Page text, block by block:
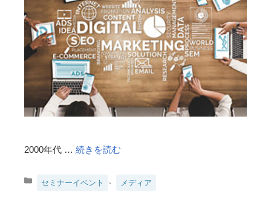
2000年代 … 続きを読む
カセミナーイベント 、 メディア